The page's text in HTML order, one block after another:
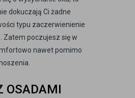
dokuczają Ci żadne
typu zaczerwienienie
Zatem poczujesz się w
nawet pomimo
OSADAMI